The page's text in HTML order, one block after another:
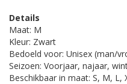
Details
Maat: M
Kleur: Zwart
Bedoeld voor: Unisex (man/
Seizoen: Voorjaar, najaar,
Beschikbaar in maat: S, M, L,